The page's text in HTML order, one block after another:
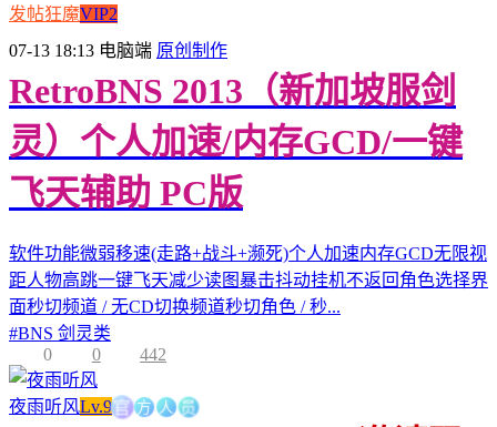
发帖狂魔VIP2
07-13 18:13 电脑端 原创制作
RetroBNS 2013（新加坡服剑
灵）个人加速/内存GCD/一键
飞天辅助 PC版
软件功能微弱移速(走路+战斗+濒死)个人加速内存GCD无限视
距人物高跳一键飞天减少读图暴击抖动挂机不返回角色选择界
面秒切频道 / 无CD切换频道秒切角色 / 秒...
#BNS 剑灵类
0
0 442
夜雨听风Lv.9官方人员